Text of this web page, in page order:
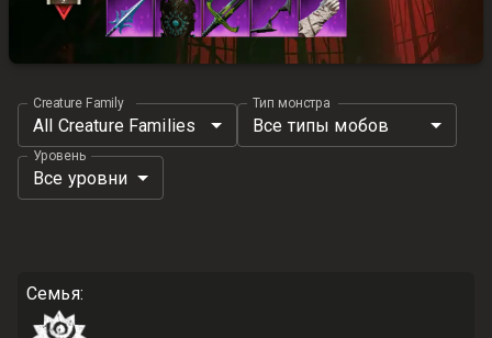
Creature Family
All Creature Families
Тип монстра
Все типы мобов
Уровень
Все уровни
Семья: